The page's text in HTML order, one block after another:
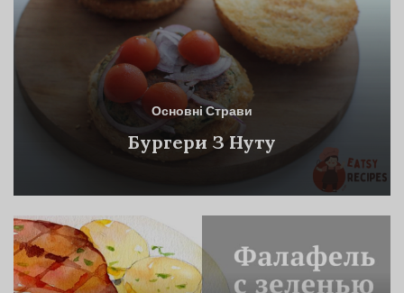
Основні Страви
Бургери З Нуту